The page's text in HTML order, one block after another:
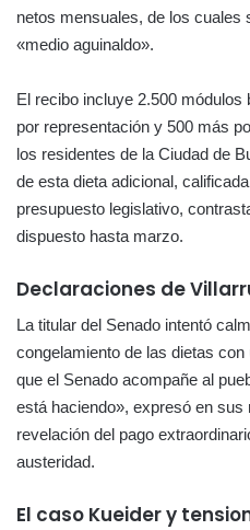
netos mensuales, de los cuales
«medio aguinaldo».
El recibo incluye 2.500
por representación y 500 más
los residentes de la Ciudad de
de esta dieta adicional,
presupuesto legislativo,
dispuesto hasta marzo.
Declaraciones de
La titular del Senado intentó
congelamiento de las dietas
que el Senado acompañe al
está haciendo», expresó en
revelación del pago
austeridad.
El caso Kueider y